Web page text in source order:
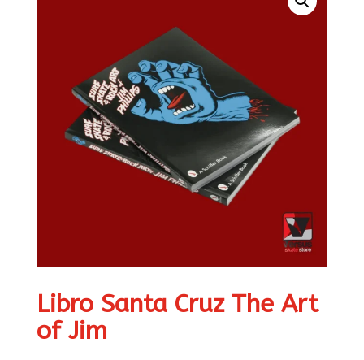
Libro Santa Cruz The Art
of Jim